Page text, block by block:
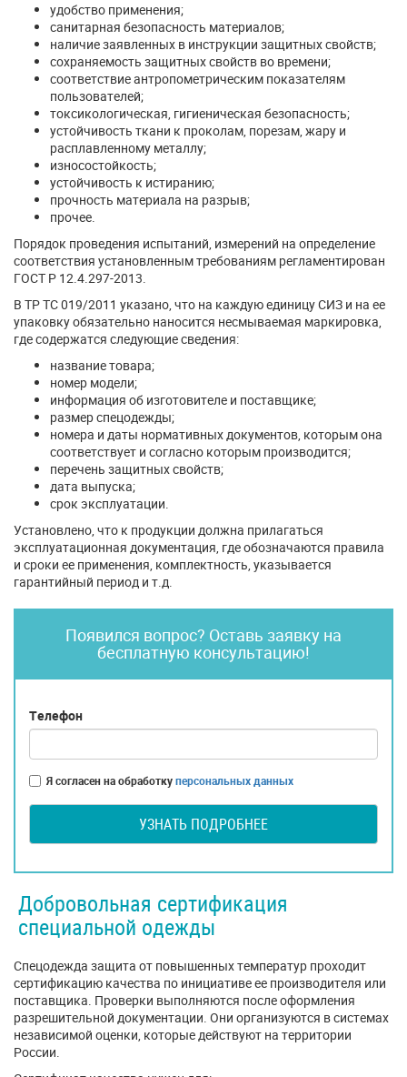
удобство применения;
санитарная безопасность материалов;
наличие заявленных в инструкции защитных свойств;
сохраняемость защитных свойств во времени;
соответствие антропометрическим показателям
пользователей;
токсикологическая, гигиеническая безопасность;
устойчивость ткани к проколам, порезам, жару и
расплавленному металлу;
износостойкость;
устойчивость к истиранию;
прочность материала на разрыв;
прочее.
Порядок проведения испытаний, измерений на определение
соответствия установленным требованиям регламентирован
ГОСТ Р 12.4.297-2013.
В ТР ТС 019/2011 указано, что на каждую единицу СИЗ и на ее
упаковку обязательно наносится несмываемая маркировка,
где содержатся следующие сведения:
название товара;
номер модели;
информация об изготовителе и поставщике;
размер спецодежды;
номера и даты нормативных документов, которым она
соответствует и согласно которым производится;
перечень защитных свойств;
дата выпуска;
срок эксплуатации.
Установлено, что к продукции должна прилагаться
эксплуатационная документация, где обозначаются правила
и сроки ее применения, комплектность, указывается
гарантийный период и т.д.
Появился вопрос? Оставь заявку на
бесплатную консультацию!
Телефон
Я согласен на обработкуперсональных данных
УЗНАТЬ ПОДРОБНЕЕ
Добровольная сертификация
специальной одежды
Спецодежда защита от повышенных температур проходит
сертификацию качества по инициативе ее производителя или
поставщика. Проверки выполняются после оформления
разрешительной документации. Они организуются в системах
независимой оценки, которые действуют на территории
России.